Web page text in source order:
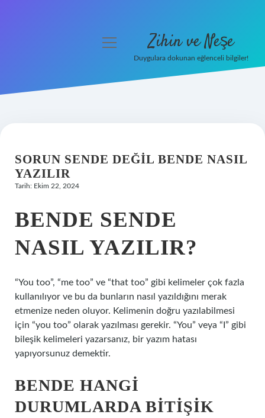
Hakkımızda
menüyü
Zihin ve Neşe
Duygulara dokunan eğlenceli bilgiler!
SORUN SENDE DEĞIL BENDE NASIL
YAZILIR
Tarih: Ekim 22, 2024
BENDE SENDE
NASIL YAZILIR?
“You too”, “me too” ve “that too” gibi kelimeler çok fazla
kullanılıyor ve bu da bunların nasıl yazıldığını merak
etmenize neden oluyor. Kelimenin doğru yazılabilmesi
için “you too” olarak yazılması gerekir. “You” veya “I” gibi
bileşik kelimeleri yazarsanız, bir yazım hatası
yapıyorsunuz demektir.
BENDE HANGI
DURUMLARDA BITIŞIK